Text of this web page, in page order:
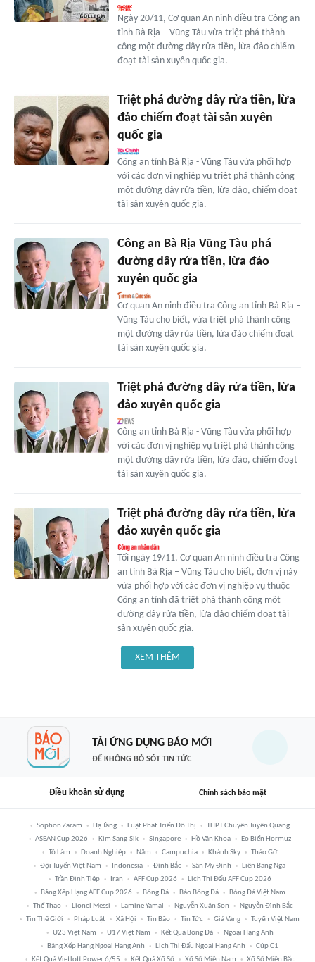
Ngày 20/11, Cơ quan An ninh điều tra Công an
tỉnh Bà Rịa – Vũng Tàu vừa triệt phá thành
công một đường dây rửa tiền, lừa đảo chiếm
đoạt tài sản xuyên quốc gia.
Triệt phá đường dây rửa tiền, lừa
đảo chiếm đoạt tài sản xuyên
quốc gia
Công an tỉnh Bà Rịa - Vũng Tàu vừa phối hợp
với các đơn vị nghiệp vụ triệt phá thành công
một đường dây rửa tiền, lừa đảo, chiếm đoạt
tài sản xuyên quốc gia.
Công an Bà Rịa Vũng Tàu phá
đường dây rửa tiền, lừa đảo
xuyên quốc gia
Cơ quan An ninh điều tra Công an tỉnh Bà Rịa –
Vũng Tàu cho biết, vừa triệt phá thành công
một đường dây rủa tiền, lừa đảo chiếm đoạt
tài sản xuyên quốc gia.
Triệt phá đường dây rửa tiền, lừa
đảo xuyên quốc gia
Công an tỉnh Bà Rịa - Vũng Tàu vừa phối hợp
với các đơn vị nghiệp vụ triệt phá thành công
một đường dây rửa tiền, lừa đảo, chiếm đoạt
tài sản xuyên quốc gia.
Triệt phá đường dây rửa tiền, lừa
đảo xuyên quốc gia
Tối ngày 19/11, Cơ quan An ninh điều tra Công
an tỉnh Bà Rịa – Vũng Tàu cho biết, đơn vị này
vừa phối hợp với các đơn vị nghiệp vụ thuộc
Công an tỉnh đã triệt phá thành công một
đường dây rửa tiền, lừa đảo chiếm đoạt tài
sản xuyên quốc gia.
XEM THÊM
TẢI ỨNG DỤNG BÁO MỚI
ĐỂ KHÔNG BỎ SÓT TIN TỨC
Điều khoản sử dụng Chính sách bảo mật
Sophon Zaram Hạ Tầng Luật Phát Triển Đô Thị
THPT Chuyên Tuyên Quang
ASEAN Cup 2026
Kim Sang-Sik Singapore Hồ Văn Khoa
Eo Biển Hormuz
Tô Lâm
Doanh Nghiệp Năm Campuchia Khánh Sky
Tháo Gỡ
Đội Tuyển Việt Nam
Indonesia Đình Bắc Sân Mỹ Đình
Liên Bang Nga
Trần Đình Tiệp
Iran AFF Cup 2026
Lịch Thi Đấu AFF Cup 2026
Bảng Xếp Hạng AFF Cup 2026
Bóng Đá Báo Bóng Đá
Bóng Đá Việt Nam
Thể Thao
Lionel Messi Lamine Yamal Nguyễn Xuân Son
Nguyễn Đình Bắc
Tin Thế Giới
Pháp Luật Xã Hội Tin Bão Tin Tức Giá Vàng
Tuyển Việt Nam
U23 Việt Nam
U17 Việt Nam Kết Quả Bóng Đá
Ngoại Hạng Anh
Bảng Xếp Hạng Ngoại Hạng Anh
Lịch Thi Đấu Ngoại Hạng Anh
Cúp C1
Kết Quả Vietlott Power 6/55
Kết Quả Xổ Số Xổ Số Miền Nam Xổ Số Miền Bắc